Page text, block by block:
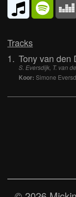
Tracks
1. Tony van den
S. Eversdijk, T. van
Koor: Simone